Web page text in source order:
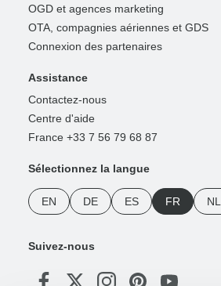
OGD et agences marketing
OTA, compagnies aériennes et GDS
Connexion des partenaires
Assistance
Contactez-nous
Centre d'aide
France +33 7 56 79 68 87
Sélectionnez la langue
EN DE ES FR NL
Suivez-nous